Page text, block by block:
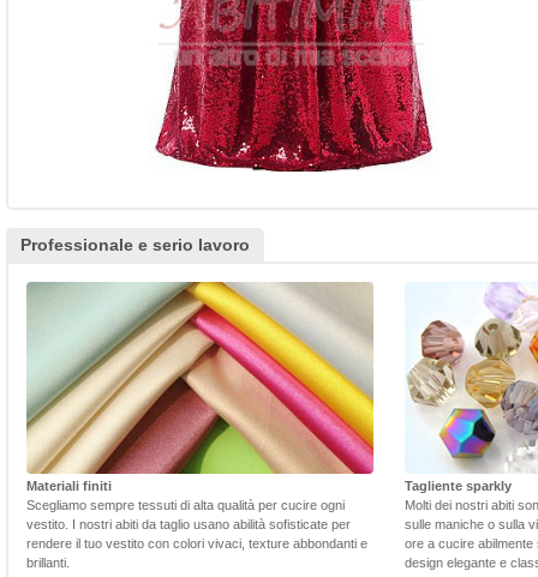
Professionale e serio lavoro
Materiali finiti
Scegliamo sempre tessuti di alta qualità per cucire ogni
vestito. I nostri abiti da taglio usano abilità sofisticate per
rendere il tuo vestito con colori vivaci, texture abbondanti e
brillanti.
Tagliente sparkly
Molti dei nostri abiti
sulle maniche o sulla
ore a cucire
design elegante e